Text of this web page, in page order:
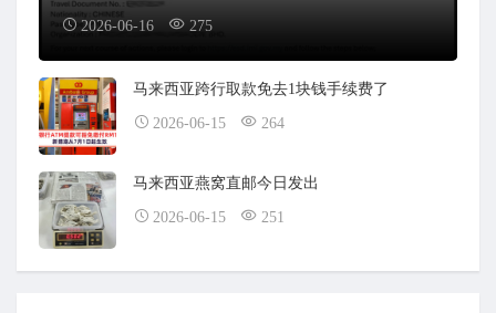
2026-06-16 275
马来西亚跨行取款免去1块钱手续费了
2026-06-15 264
马来西亚燕窝直邮今日发出
2026-06-15 251